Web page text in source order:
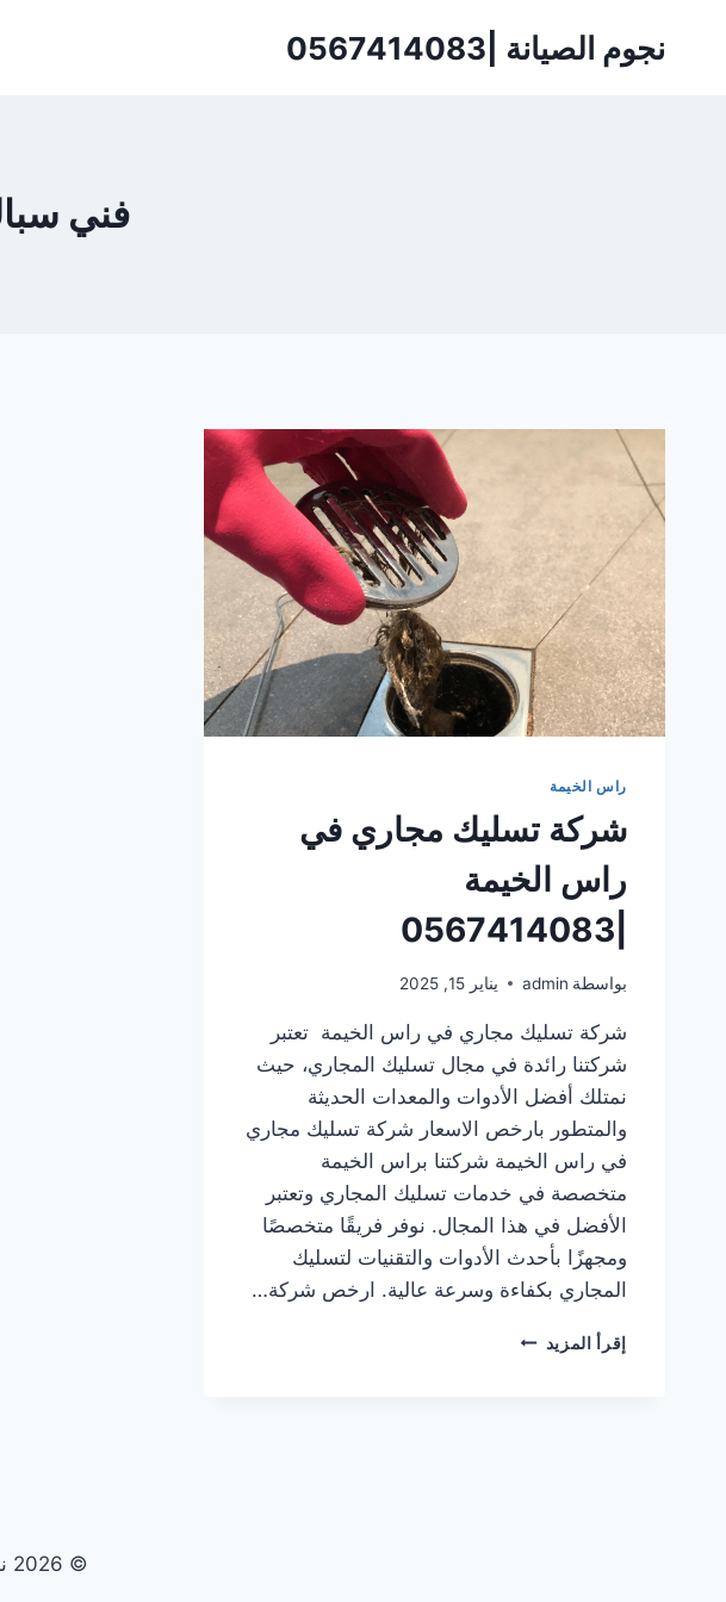
نجوم الصيانة |0567414083
فني
راس الخيمة
شركة تسليك مجاري في
راس الخيمة
بواسطة admin يناير 15, 2025
شركة تسليك مجاري في راس الخيمة تعتبر
شركتنا رائدة في مجال تسليك المجاري، حيث
نمتلك أفضل الأدوات والمعدات الحديثة
والمتطور بارخص الاسعار شركة تسليك مجاري
في راس الخيمة شركتنا براس الخيمة
متخصصة في خدمات تسليك المجاري وتعتبر
الأفضل في هذا المجال. نوفر فريقًا متخصصًا
ومجهزًا بأحدث الأدوات والتقنيات لتسليك
المجاري بكفاءة وسرعة عالية. ارخص شركة…
إقرأ المزيد شركة
© 2026 نجوم الصيانة |0567414083